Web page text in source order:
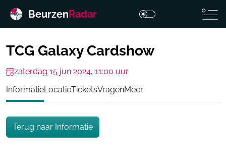
BeurzenRadar
TCG Galaxy Cardshow
zaterdag 15 jun 2024, 11:00 uur
InformatieLocatieTicketsVragenMeer
Terug naar Informatie